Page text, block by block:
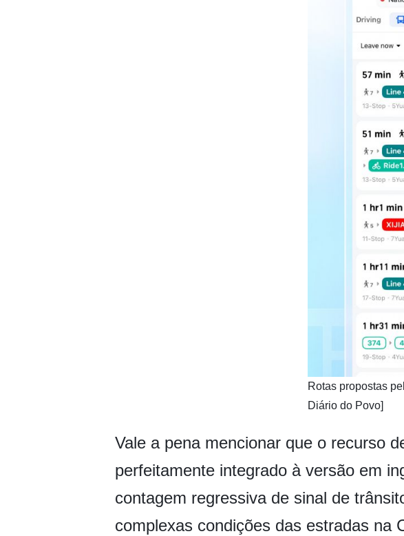
Rotas propostas
Diário do Povo]
Vale a pena mencionar que o recurso
perfeitamente integrado à versão em
contagem regressiva de sinal de
complexas condições das estradas na